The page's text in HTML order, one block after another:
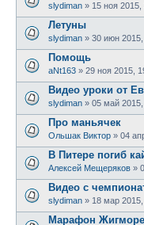
slydiman » 15 ноя 2015,
Летуны
slydiman » 30 июн
Помощь
aNt163 » 29 ноя 2015,
Видео уроки от
slydiman » 05 май
Про маньячек
Ольшак Виктор » 04
В Питере погиб
Алексей Мещеряков »
Видео с
slydiman » 18 мар
Марафон Жигморе